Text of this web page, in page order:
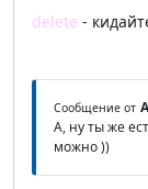
delete -
Сообщение от
А, ну ты же
можно ))